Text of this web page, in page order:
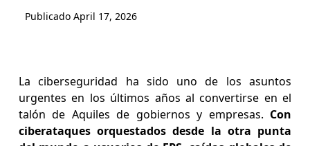
Publicado April 17, 2026
La ciberseguridad ha sido uno de los asuntos
urgentes en los últimos años al convertirse en el
talón de Aquiles de gobiernos y empresas. Con
ciberataques orquestados desde la otra punta